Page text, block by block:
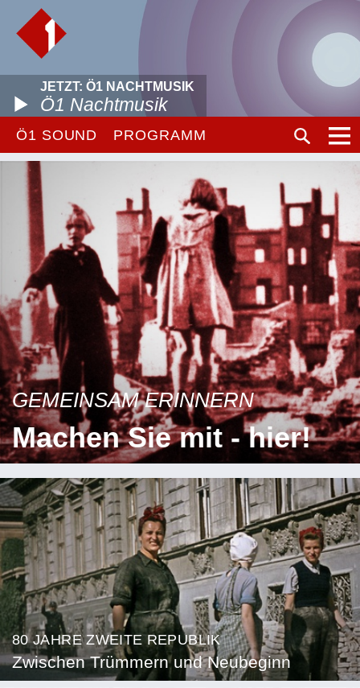
JETZT: Ö1 NACHTMUSIK
Ö1 Nachtmusik
Ö1 SOUND PROGRAMM
GEMEINSAM ERINNERN
Machen Sie mit - hier!
80 JAHRE ZWEITE REPUBLIK
Zwischen Trümmern und Neubeginn